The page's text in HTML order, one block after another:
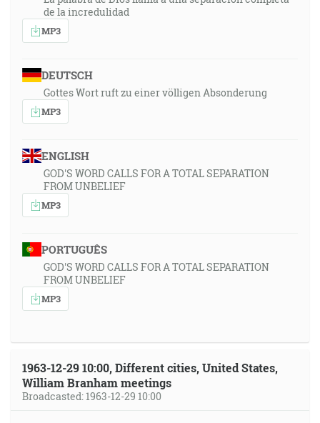
de la incredulidad
MP3
DEUTSCH
Gottes Wort ruft zu einer völligen Absonderung
MP3
ENGLISH
GOD'S WORD CALLS FOR A TOTAL SEPARATION
FROM UNBELIEF
MP3
PORTUGUÊS
GOD'S WORD CALLS FOR A TOTAL SEPARATION
FROM UNBELIEF
MP3
1963-12-29 10:00, Different cities, United States,
William Branham meetings
Broadcasted: 1963-12-29 10:00